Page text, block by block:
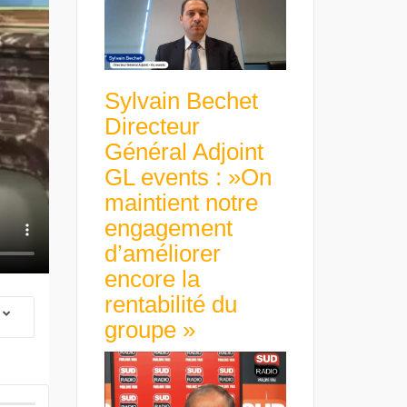
Euro numérique : la BCE
Sylvain Bechet
Directeur
Général Adjoint
GL events : »On
maintient notre
engagement
d’améliorer
encore la
rentabilité du
groupe »